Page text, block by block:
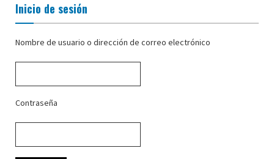
Inicio de sesión
Nombre de usuario o dirección de correo electrónico
Contraseña